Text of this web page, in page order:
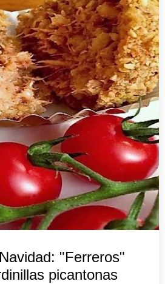
"Ferreros"
picantonas